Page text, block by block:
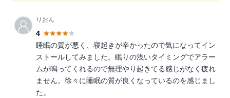
りおん
4
睡眠の質が悪く、寝起きが辛かったので気になってイン
ストールしてみました。眠りの浅いタイミングでアラー
ムが鳴ってくれるので無理やり起きてる感じがなく疲れ
ません。徐々に睡眠の質が良くなっているのを感じまし
た。